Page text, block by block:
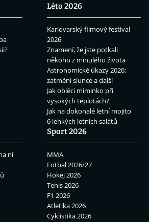
Léto 2026
Karlovarský filmový festival
2026
Znamení, že jste potkali
někoho z minulého života
Astronomické úkazy 2026:
zatmění slunce a další
Jak obléci miminko při
vysokých teplotách?
Jak na dokonalé letní mojito
6 lehkých letních salátů
ní
Sport 2026
MMA
Fotbal 2026/27
Hokej 2026
Tenis 2026
F1 2026
Atletika 2026
Cyklistika 2026